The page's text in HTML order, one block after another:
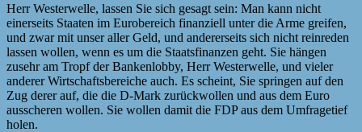
Herr Westerwelle, lassen Sie sich gesagt sein: Man kann nicht
einerseits Staaten im Eurobereich finanziell unter die Arme greifen,
und zwar mit unser aller Geld, und andererseits sich nicht reinreden
lassen wollen, wenn es um die Staatsfinanzen geht. Sie hängen
zusehr am Tropf der Bankenlobby, Herr Westerwelle, und vieler
anderer Wirtschaftsbereiche auch. Es scheint, Sie springen auf den
Zug derer auf, die die D-Mark zurückwollen und aus dem Euro
ausscheren wollen. Sie wollen damit die FDP aus dem Umfragetief
holen.